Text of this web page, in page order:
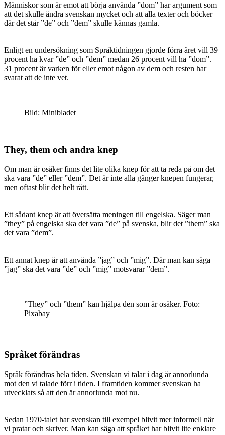
Människor som är emot att börja använda ”dom” har argument som
att det skulle ändra svenskan mycket och att alla texter och böcker
där det står ”de” och ”dem” skulle kännas gamla.
Enligt en undersökning som Språktidningen gjorde förra året vill 39
procent ha kvar ”de” och ”dem” medan 26 procent vill ha ”dom”.
31 procent är varken för eller emot någon av dem och resten har
svarat att de inte vet.
Bild: Minibladet
They, them och andra knep
Om man är osäker finns det lite olika knep för att ta reda på om det
ska vara ”de” eller ”dem”. Det är inte alla gånger knepen fungerar,
men oftast blir det helt rätt.
Ett sådant knep är att översätta meningen till engelska. Säger man
”they” på engelska ska det vara ”de” på svenska, blir det ”them” ska
det vara ”dem”.
Ett annat knep är att använda ”jag” och ”mig”. Där man kan säga
”jag” ska det vara ”de” och ”mig” motsvarar ”dem”.
”They” och ”them” kan hjälpa den som är osäker. Foto:
Pixabay
Språket förändras
Språk förändras hela tiden. Svenskan vi talar i dag är annorlunda
mot den vi talade förr i tiden. I framtiden kommer svenskan ha
utvecklats så att den är annorlunda mot nu.
Sedan 1970-talet har svenskan till exempel blivit mer informell när
vi pratar och skriver. Man kan säga att språket har blivit lite enklare